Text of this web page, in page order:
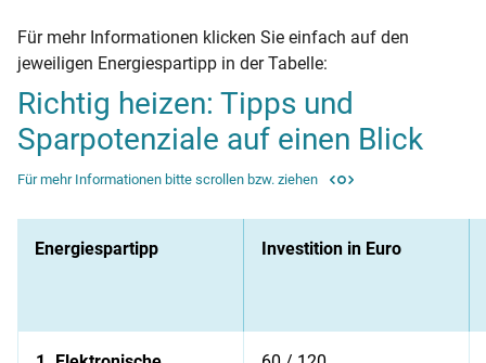
Für mehr Informationen klicken Sie einfach auf den
jeweiligen Energiespartipp in der Tabelle:
Richtig heizen: Tipps und
Sparpotenziale auf einen Blick
Für mehr Informationen bitte scrollen bzw. ziehen
Energiespartipp Investition in Euro